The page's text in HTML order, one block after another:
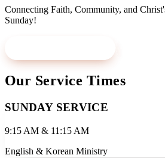
Connecting Faith, Community, and
Sunday!
Our Service Times
SUNDAY SERVICE
9:15 AM & 11:15 AM
English & Korean Ministry